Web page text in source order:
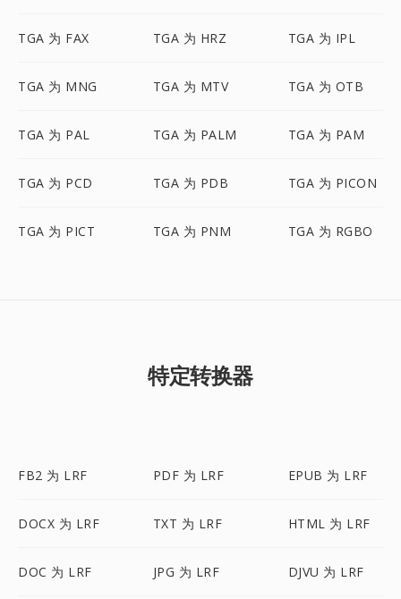
TGA 为 FAX TGA 为 HRZ TGA 为 IPL
TGA 为 MNG TGA 为 MTV TGA 为 OTB
TGA 为 PAL TGA 为 PALM TGA 为 PAM
TGA 为 PCD TGA 为 PDB TGA 为 PICON
TGA 为 PICT TGA 为 PNM TGA 为 RGBO
特定转换器
FB2 为 LRF PDF 为 LRF EPUB 为 LRF
DOCX 为 LRF TXT 为 LRF HTML 为 LRF
DOC 为 LRF JPG 为 LRF DJVU 为 LRF